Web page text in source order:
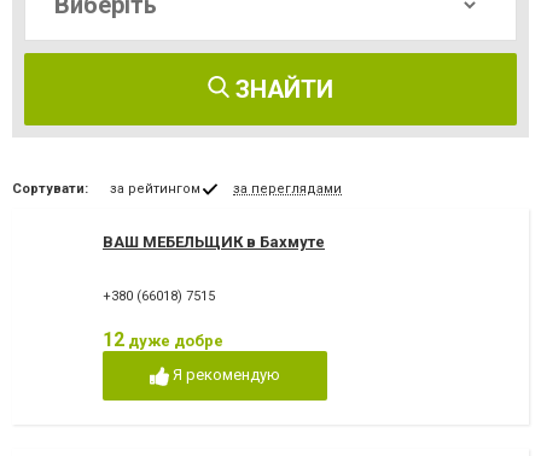
ЗНАЙТИ
Сортувати: за рейтингом за переглядами
ВАШ МЕБЕЛЬЩИК в Бахмуте
+380 (66018) 7515
12 дуже добре
Я рекомендую